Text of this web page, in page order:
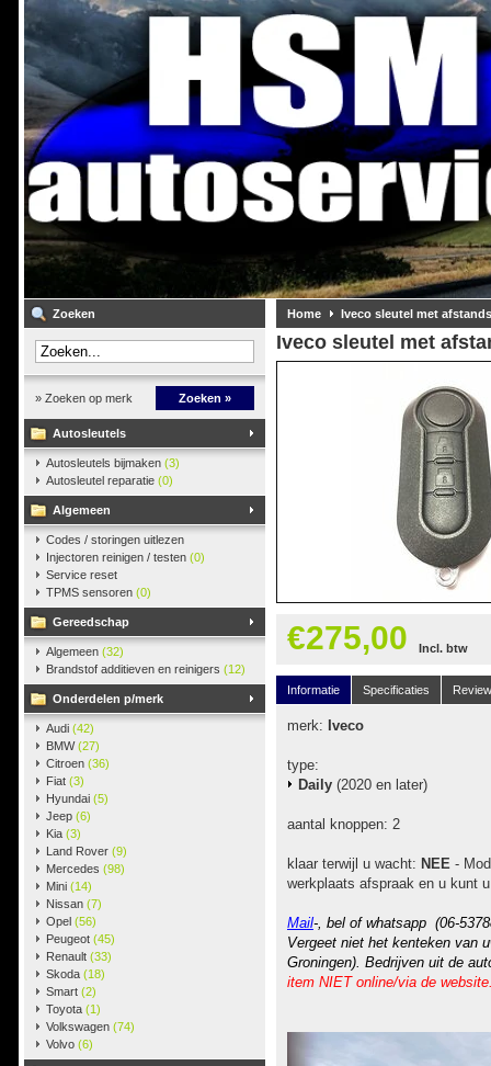
Zoeken
» Zoeken op merk Zoeken »
Autosleutels
Autosleutels bijmaken (3)
Autosleutel reparatie (0)
Algemeen
Codes / storingen uitlezen
Injectoren reinigen / testen (0)
Service reset
TPMS sensoren (0)
Gereedschap
Algemeen (32)
Brandstof additieven en reinigers (12)
Onderdelen p/merk
Audi (42)
BMW(27)
Citroen (36)
Fiat (3)
Hyundai (5)
Jeep (6)
Kia (3)
Land Rover (9)
Mercedes (98)
Mini (14)
Nissan (7)
Opel (56)
Peugeot (45)
Renault (33)
Skoda (18)
Smart (2)
Toyota (1)
Volkswagen (74)
Volvo (6)
Home Iveco sleutel met
Iveco sleutel met
€275,00 Incl. btw
Informatie Specificaties
merk: Iveco
type:
Daily (2020 en later)
aantal knoppen: 2
klaar terwijl u wacht: NEE -
werkplaats afspraak en u kunt
Mail-, bel of whatsapp (06-
Vergeet niet het kenteken van
Groningen). Bedrijven uit de
item NIET online/via de